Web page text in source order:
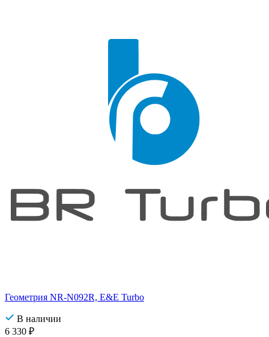
Геометрия NR-N092R, E&E Turbo
В наличии
6 330 ₽